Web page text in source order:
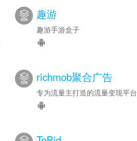
趣游
趣游手游盒子
richmob聚合广告
专为流量主打造的流量变现平台